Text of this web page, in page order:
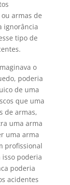
armas de
ignorância
tipo de
o
poderia
de uma
que uma
de armas,
uma arma
uma arma
profissional
poderia
poderia
acidentes